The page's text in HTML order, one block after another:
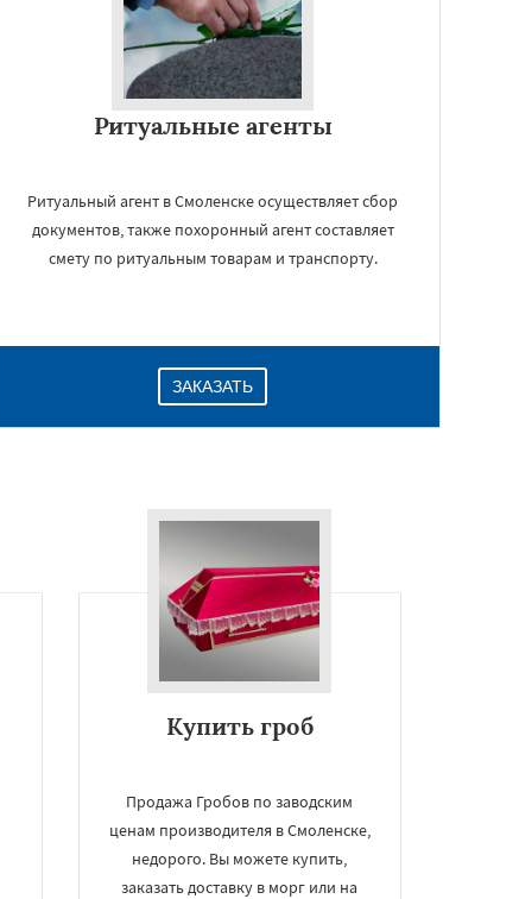
Ритуальные агенты
Ритуальный агент в Смоленске осуществляет сбор
документов, также похоронный агент составляет
смету по ритуальным товарам и транспорту.
ЗАКАЗАТЬ
Купить гроб
Продажа Гробов по заводским
ценам производителя в Смоленске,
недорого. Вы можете купить,
заказать доставку в морг или на